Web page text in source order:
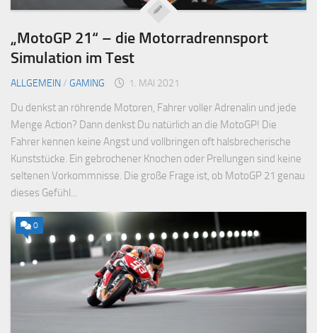
„MotoGP 21“ – die Motorradrennsport
Simulation im Test
ALLGEMEIN/ GAMING 1. MAI 2021
Du denkst an röhrende Motoren, Fahrer voller Adrenalin und jede
Menge Action? Dann denkst Du natürlich an die MotoGP! Die
Fahrer kennen keine Angst und vollbringen oft halsbrecherische
Kunststücke. Ein gebrochener Knochen oder Prellungen sind keine
seltenen Vorkommnisse. Die große Frage ist, ob MotoGP 21 genau
dieses Gefühl...
0